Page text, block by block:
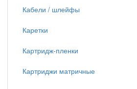
Кабели / шлейфы
Каретки
Картридж-пленки
Картриджи матричные